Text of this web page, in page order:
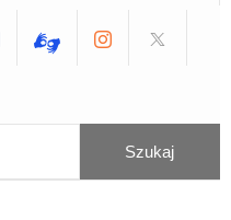
czarnymczarnymżółtym